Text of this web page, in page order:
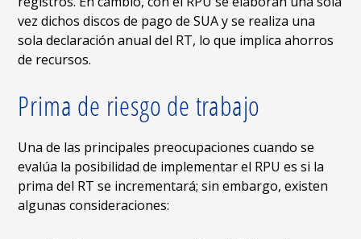
vez dichos discos de pago de SUA y se realiza una
sola declaración anual del RT, lo que implica ahorros
de recursos.
Prima de riesgo de trabajo
Una de las principales preocupaciones cuando se
evalúa la posibilidad de implementar el RPU es si la
prima del RT se incrementará; sin embargo, existen
algunas consideraciones: